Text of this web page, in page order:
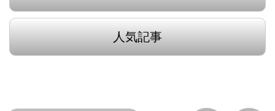
人気記事